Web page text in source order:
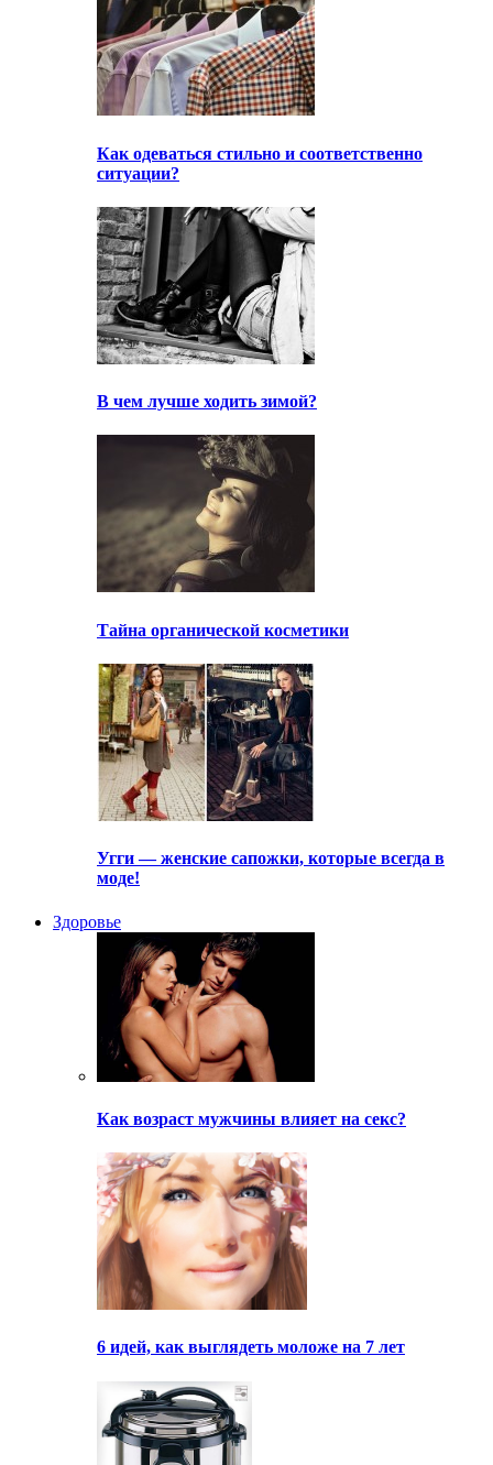
Как одеваться стильно и соответственно
ситуации?
В чем лучше ходить зимой?
Тайна органической косметики
Угги — женские сапожки, которые всегда в
моде!
Здоровье
Как возраст мужчины влияет на секс?
6 идей, как выглядеть моложе на 7 лет